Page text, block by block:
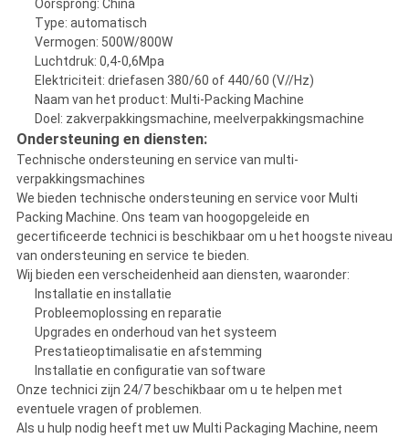
Oorsprong: China
Type: automatisch
Vermogen: 500W/800W
Luchtdruk: 0,4-0,6Mpa
Elektriciteit: driefasen 380/60 of 440/60 (V//Hz)
Naam van het product: Multi-Packing Machine
Doel: zakverpakkingsmachine, meelverpakkingsmachine
Ondersteuning en diensten:
Technische ondersteuning en service van multi-
verpakkingsmachines
We bieden technische ondersteuning en service voor Multi
Packing Machine. Ons team van hoogopgeleide en
gecertificeerde technici is beschikbaar om u het hoogste niveau
van ondersteuning en service te bieden.
Wij bieden een verscheidenheid aan diensten, waaronder:
Installatie en installatie
Probleemoplossing en reparatie
Upgrades en onderhoud van het systeem
Prestatieoptimalisatie en afstemming
Installatie en configuratie van software
Onze technici zijn 24/7 beschikbaar om u te helpen met
eventuele vragen of problemen.
Als u hulp nodig heeft met uw Multi Packaging Machine, neem